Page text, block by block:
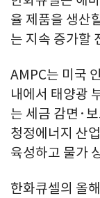
율 제품을 생산
는 지속 증가할
AMPC는 미국
내에서 태양광
는 세금 감면·
청정에너지 산
육성하고 물가
한화큐셀의 올